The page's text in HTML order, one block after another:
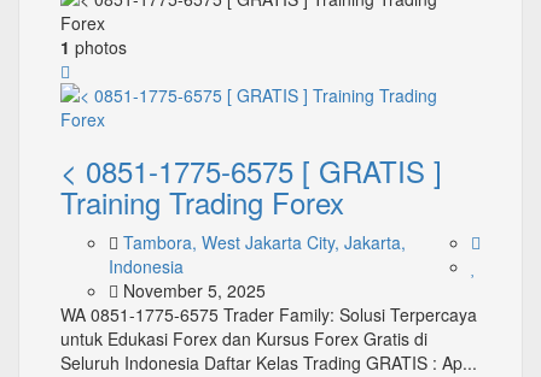
1 photos
< 0851-1775-6575 [ GRATIS ]
Training Trading Forex
Tambora, West Jakarta City, Jakarta,
Indonesia
November 5, 2025
WA 0851-1775-6575 Trader Family: Solusi Terpercaya
untuk Edukasi Forex dan Kursus Forex Gratis di
Seluruh Indonesia Daftar Kelas Trading GRATIS : Ap...